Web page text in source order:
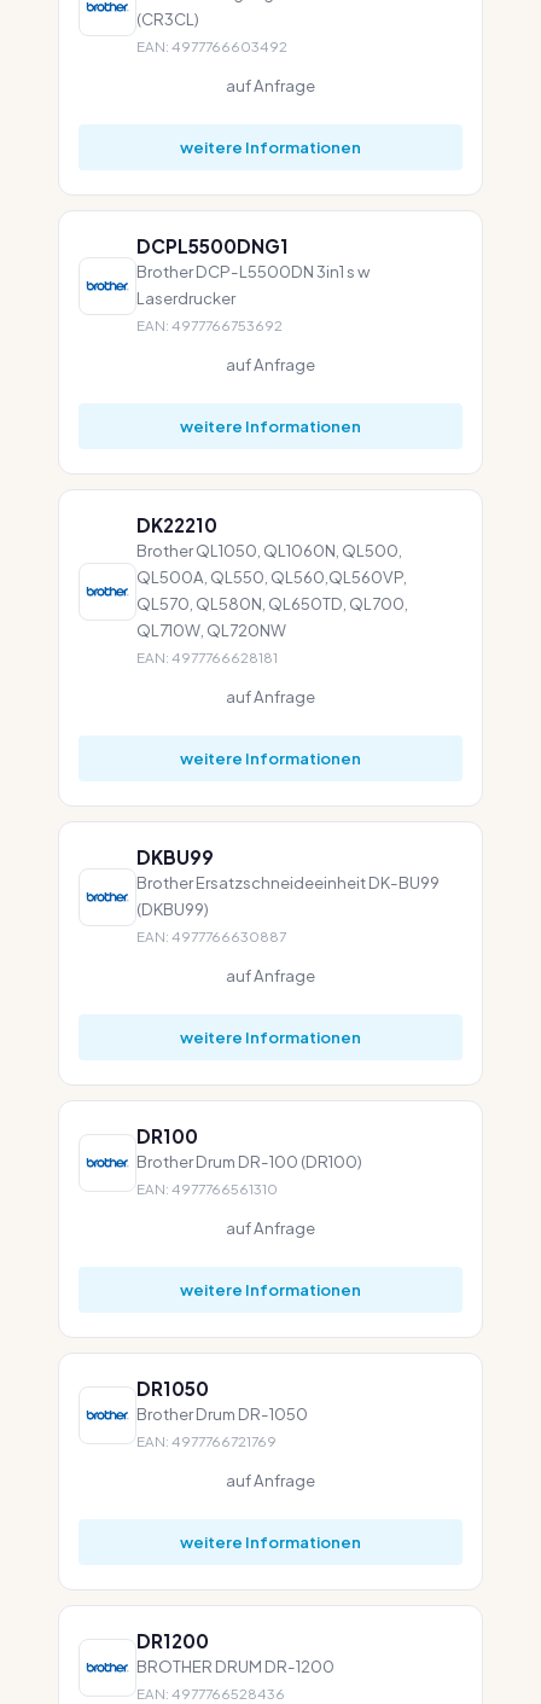
(CR3CL)
EAN: 4977766603492
auf Anfrage
weitere Informationen
DCPL5500DNG1
Brother DCP-L5500DN 3in1 s w
Laserdrucker
EAN: 4977766753692
auf Anfrage
weitere Informationen
DK22210
Brother QL1050, QL1060N, QL500,
QL500A, QL550, QL560,QL560VP,
QL570, QL580N, QL650TD, QL700,
QL710W, QL720NW
EAN: 4977766628181
auf Anfrage
weitere Informationen
DKBU99
Brother Ersatzschneideeinheit DK-BU99
(DKBU99)
EAN: 4977766630887
auf Anfrage
weitere Informationen
DR100
Brother Drum DR-100 (DR100)
EAN: 4977766561310
auf Anfrage
weitere Informationen
DR1050
Brother Drum DR-1050
EAN: 4977766721769
auf Anfrage
weitere Informationen
DR1200
BROTHER DRUM DR-1200
EAN: 4977766528436